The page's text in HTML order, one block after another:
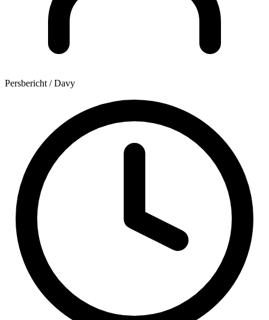
Persbericht / Davy